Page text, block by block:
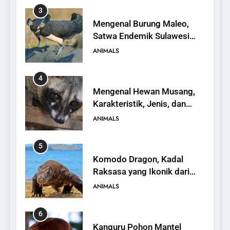
3
Mengenal Burung Maleo,
Satwa Endemik Sulawesi
yang Terancam Punah
ANIMALS
4
Mengenal Hewan Musang,
Karakteristik, Jenis, dan
Peran dalam Ekosistem
ANIMALS
5
Komodo Dragon, Kadal
Raksasa yang Ikonik dari
Indonesia
ANIMALS
6
Kanguru Pohon Mantel